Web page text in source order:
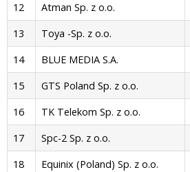
12
Atman Sp. z o.o.
13
Toya -Sp. z o.o.
14
BLUE MEDIA S.A.
15
GTS Poland Sp. z o.o.
16
TK Telekom Sp. z o.o.
17
Spc-2 Sp. z o.o.
18
Equinix (Poland) Sp. z o.o.